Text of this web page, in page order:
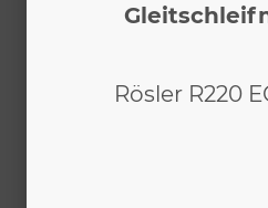
Rösler R220